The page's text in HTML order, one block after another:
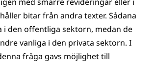
bitar från andra texter. Sådana
i den offentliga sektorn, medan de
vanliga i den privata sektorn. I
fråga gavs möjlighet till